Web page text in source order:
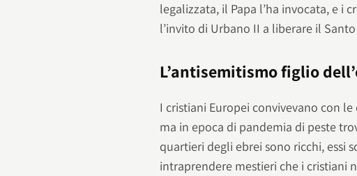
legalizzata, il Papa l’ha invocata, e
l’invito di Urbano II a liberare il
L’antisemitismo figlio
I cristiani Europei convivevano con
ma in epoca di pandemia di peste
quartieri degli ebrei sono ricchi, essi
intraprendere mestieri che i cristiani